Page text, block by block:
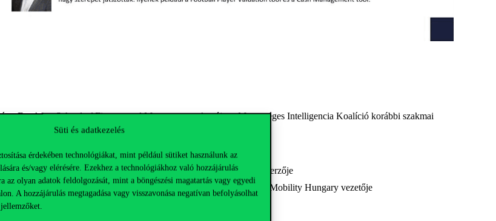
Süti és adatkezelés
érdekében technológiákat, mint például sütiket használunk az
és/vagy elérésére. Ezekhez a technológiákhoz való hozzájárulás
az olyan adatok feldolgozását, mint a böngészési magatartás vagy egyedi
A hozzájárulás megtagadása vagy visszavonása negatívan befolyásolhat
a Frankfurt School of Finance and Management oktatója, a Mesterséges Intelligencia Koalíció korábbi szakmai
a „What every CEO should know about AI” című könyve szerzője
Központjait magába foglaló Continental Autonomous Mobility Hungary vezetője